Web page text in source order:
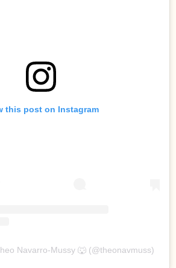
this post on Instagram
Navarro-Mussy 🐺 (@theonavmuss)